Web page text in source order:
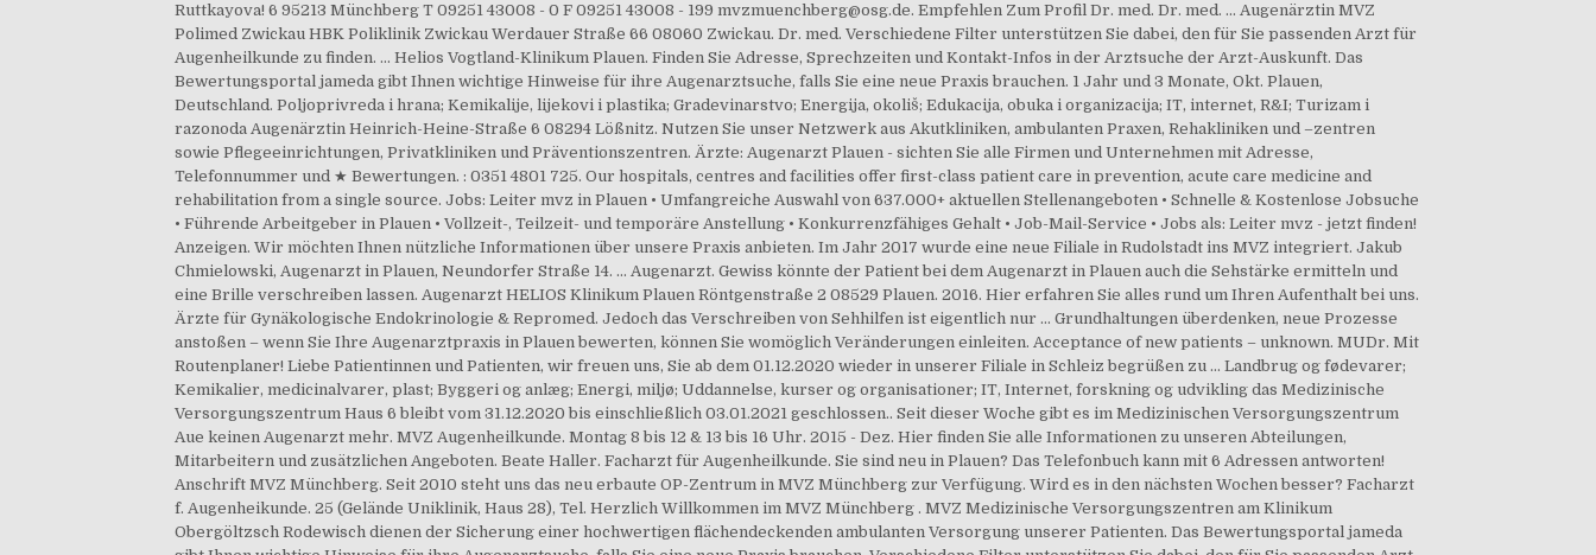
Ruttkayova! 6 95213 Münchberg T 09251 43008 - 0 F 09251 43008 - 199 mvzmuenchberg@osg.de. Empfehlen Zum Profil Dr. med. Dr. med. ... Augenärztin MVZ
Polimed Zwickau HBK Poliklinik Zwickau Werdauer Straße 66 08060 Zwickau. Dr. med. Verschiedene Filter unterstützen Sie dabei, den für Sie passenden Arzt für
Augenheilkunde zu finden. ... Helios Vogtland-Klinikum Plauen. Finden Sie Adresse, Sprechzeiten und Kontakt-Infos in der Arztsuche der Arzt-Auskunft. Das
Bewertungsportal jameda gibt Ihnen wichtige Hinweise für ihre Augenarztsuche, falls Sie eine neue Praxis brauchen. 1 Jahr und 3 Monate, Okt. Plauen,
Deutschland. Poljoprivreda i hrana; Kemikalije, lijekovi i plastika; Gradevinarstvo; Energija, okoliš; Edukacija, obuka i organizacija; IT, internet, R&I; Turizam i
razonoda Augenärztin Heinrich-Heine-Straße 6 08294 Lößnitz. Nutzen Sie unser Netzwerk aus Akutkliniken, ambulanten Praxen, Rehakliniken und –zentren
sowie Pflegeeinrichtungen, Privatkliniken und Präventionszentren. Ärzte: Augenarzt Plauen - sichten Sie alle Firmen und Unternehmen mit Adresse,
Telefonnummer und ★ Bewertungen. : 0351 4801 725. Our hospitals, centres and facilities offer first-class patient care in prevention, acute care medicine and
rehabilitation from a single source. Jobs: Leiter mvz in Plauen • Umfangreiche Auswahl von 637.000+ aktuellen Stellenangeboten • Schnelle & Kostenlose Jobsuche
• Führende Arbeitgeber in Plauen • Vollzeit-, Teilzeit- und temporäre Anstellung • Konkurrenzfähiges Gehalt • Job-Mail-Service • Jobs als: Leiter mvz - jetzt finden!
Anzeigen. Wir möchten Ihnen nützliche Informationen über unsere Praxis anbieten. Im Jahr 2017 wurde eine neue Filiale in Rudolstadt ins MVZ integriert. Jakub
Chmielowski, Augenarzt in Plauen, Neundorfer Straße 14. ... Augenarzt. Gewiss könnte der Patient bei dem Augenarzt in Plauen auch die Sehstärke ermitteln und
eine Brille verschreiben lassen. Augenarzt HELIOS Klinikum Plauen Röntgenstraße 2 08529 Plauen. 2016. Hier erfahren Sie alles rund um Ihren Aufenthalt bei uns.
Ärzte für Gynäkologische Endokrinologie & Repromed. Jedoch das Verschreiben von Sehhilfen ist eigentlich nur … Grundhaltungen überdenken, neue Prozesse
anstoßen – wenn Sie Ihre Augenarztpraxis in Plauen bewerten, können Sie womöglich Veränderungen einleiten. Acceptance of new patients – unknown. MUDr. Mit
Routenplaner! Liebe Patientinnen und Patienten, wir freuen uns, Sie ab dem 01.12.2020 wieder in unserer Filiale in Schleiz begrüßen zu … Landbrug og fødevarer;
Kemikalier, medicinalvarer, plast; Byggeri og anlæg; Energi, miljø; Uddannelse, kurser og organisationer; IT, Internet, forskning og udvikling das Medizinische
Versorgungszentrum Haus 6 bleibt vom 31.12.2020 bis einschließlich 03.01.2021 geschlossen.. Seit dieser Woche gibt es im Medizinischen Versorgungszentrum
Aue keinen Augenarzt mehr. MVZ Augenheilkunde. Montag 8 bis 12 & 13 bis 16 Uhr. 2015 - Dez. Hier finden Sie alle Informationen zu unseren Abteilungen,
Mitarbeitern und zusätzlichen Angeboten. Beate Haller. Facharzt für Augenheilkunde. Sie sind neu in Plauen? Das Telefonbuch kann mit 6 Adressen antworten!
Anschrift MVZ Münchberg. Seit 2010 steht uns das neu erbaute OP-Zentrum in MVZ Münchberg zur Verfügung. Wird es in den nächsten Wochen besser? Facharzt
f. Augenheikunde. 25 (Gelände Uniklinik, Haus 28), Tel. Herzlich Willkommen im MVZ Münchberg . MVZ Medizinische Versorgungszentren am Klinikum
Obergöltzsch Rodewisch dienen der Sicherung einer hochwertigen flächendeckenden ambulanten Versorgung unserer Patienten. Das Bewertungsportal jameda